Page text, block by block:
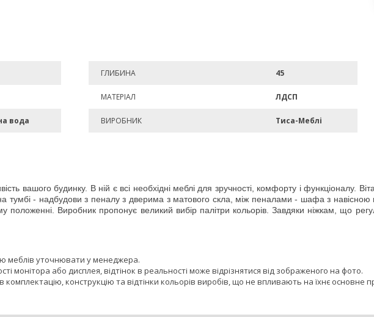
ГЛИБИНА 45
МАТЕРІАЛ ЛДСП
вода ВИРОБНИК Тиса-Меблі
вашого будинку. В ній є всі необхідні меблі для зручності, комфорту і функціоналу.
тумбі - надбудови з пеналу з дверима з матового скла, між пеналами - шафа з
положенні. Виробник пропонує великий вибір палітри кольорів. Завдяки ніжкам, що
меблів уточнювати у менеджера.
монітора або дисплея, відтінок в реальності може відрізнятися від зображеного на фото.
конструкцію та відтінки кольорів виробів, що не впливають на їхнє основне